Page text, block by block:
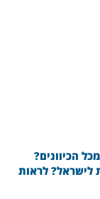
הכיוונים?
לישראל? לראות